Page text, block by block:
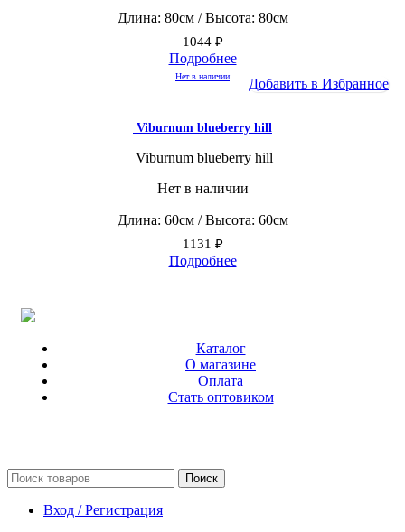
Длина: 80см / Высота: 80см
1044 ₽
Подробнее
Нет в наличии Добавить в Избранное
Viburnum blueberry hill
Viburnum blueberry hill
Нет в наличии
Длина: 60см / Высота: 60см
1131 ₽
Подробнее
Каталог
О магазине
Оплата
Стать оптовиком
Поиск
Вход / Регистрация